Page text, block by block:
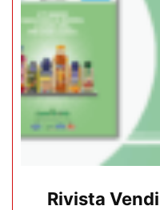
Rivista